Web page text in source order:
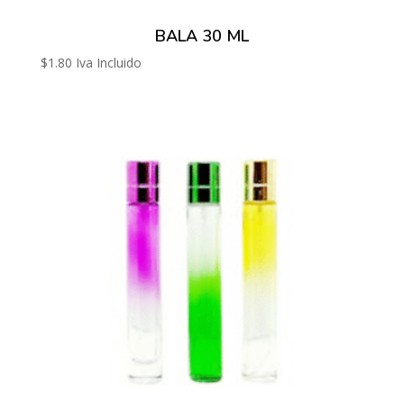
BALA 30 ML
$1.80 Iva Incluido